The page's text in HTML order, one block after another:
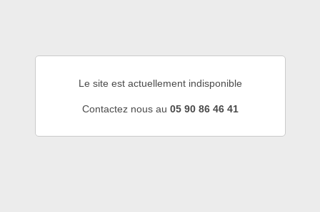
Le site est actuellement indisponible
Contactez nous au 05 90 86 46 41